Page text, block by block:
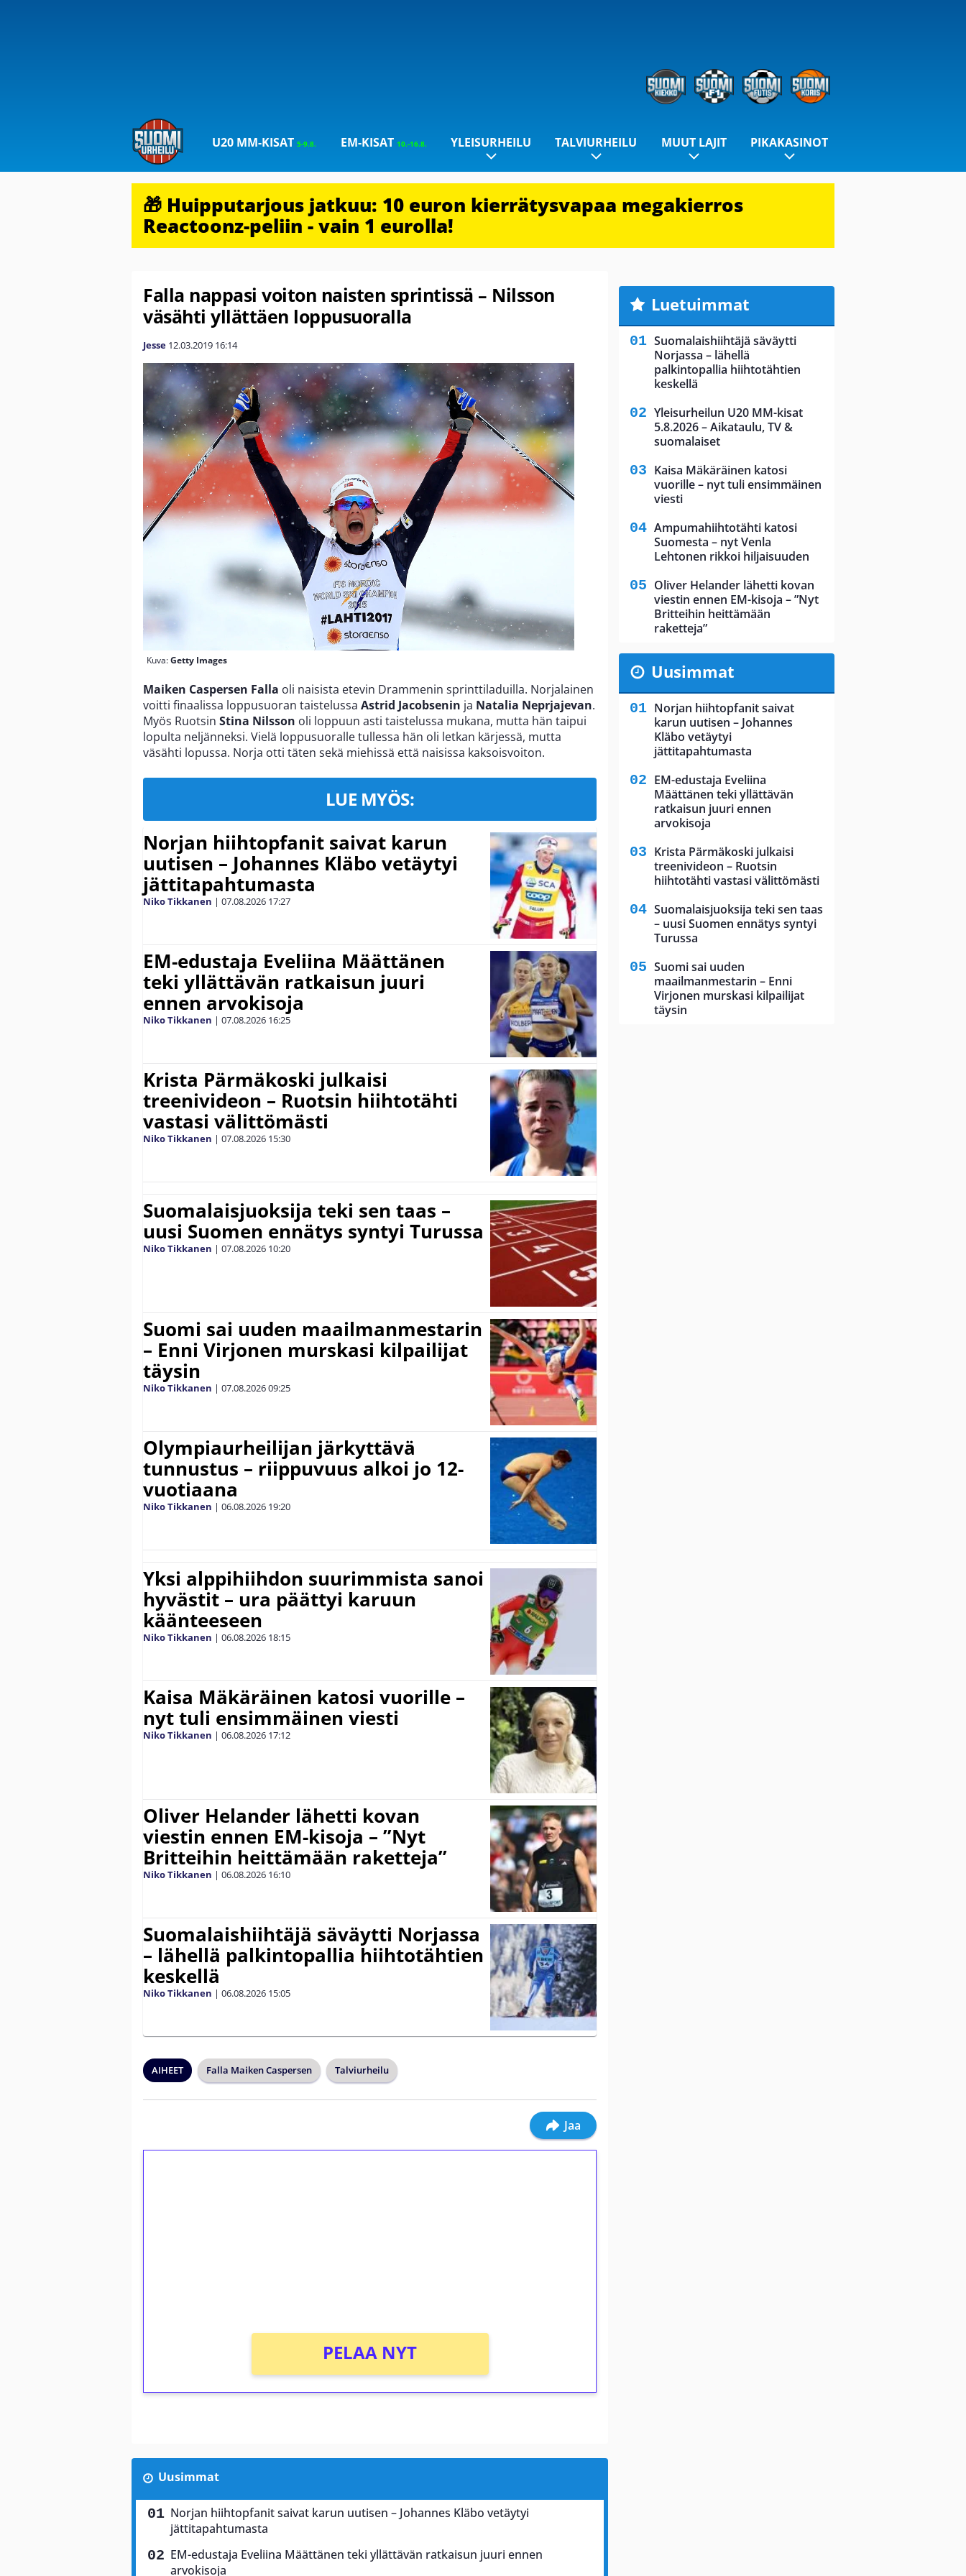
U20 MM-KISAT5-9.8. EM-KISAT 10.-16.8. YLEISURHEILU TALVIURHEILU MUUT LAJIT PIKAKASINOT
🎁 Huipputarjous jatkuu: 10 euron kierrätysvapaa megakierros
Reactoonz-peliin - vain 1 eurolla!
Falla nappasi voiton naisten sprintissä – Nilsson
väsähti yllättäen loppusuoralla
Jesse 12.03.2019 16:14
Kuva:Getty Images
Maiken Caspersen Falla oli naisista etevin Drammenin sprinttiladuilla. Norjalainen
voitti finaalissa loppusuoran taistelussa Astrid Jacobsenin ja Natalia Neprjajevan.
Myös Ruotsin Stina Nilsson oli loppuun asti taistelussa mukana, mutta hän taipui
lopulta neljänneksi. Vielä loppusuoralle tullessa hän oli letkan kärjessä, mutta
väsähti lopussa. Norja otti täten sekä miehissä että naisissa kaksoisvoiton.
LUE MYÖS:
Norjan hiihtopfanit saivat karun
uutisen – Johannes Kläbo vetäytyi
jättitapahtumasta
Niko Tikkanen | 07.08.2026 17:27
EM-edustaja Eveliina Määttänen
teki yllättävän ratkaisun juuri
ennen arvokisoja
Niko Tikkanen | 07.08.2026 16:25
Krista Pärmäkoski julkaisi
treenivideon – Ruotsin hiihtotähti
vastasi välittömästi
Niko Tikkanen | 07.08.2026 15:30
Suomalaisjuoksija teki sen taas –
uusi Suomen ennätys syntyi Turussa
Niko Tikkanen | 07.08.2026 10:20
Suomi sai uuden maailmanmestarin
– Enni Virjonen murskasi kilpailijat
täysin
Niko Tikkanen | 07.08.202609:25
Olympiaurheilijan järkyttävä
tunnustus – riippuvuus alkoi jo 12-
vuotiaana
Niko Tikkanen | 06.08.2026 19:20
Yksi alppihiihdon suurimmista sanoi
hyvästit – ura päättyi karuun
käänteeseen
Niko Tikkanen | 06.08.2026 18:15
Kaisa Mäkäräinen katosi vuorille –
nyt tuli ensimmäinen viesti
Niko Tikkanen | 06.08.2026 17:12
Oliver Helander lähetti kovan
viestin ennen EM-kisoja – ”Nyt
Britteihin heittämään raketteja”
Niko Tikkanen | 06.08.2026 16:10
Suomalaishiihtäjä säväytti Norjassa
– lähellä palkintopallia hiihtotähtien
keskellä
Niko Tikkanen | 06.08.2026 15:05
AIHEET Falla Maiken Caspersen Talviurheilu
Jaa
PELAA NYT
Uusimmat
Norjan hiihtopfanit saivat karun uutisen – Johannes Kläbo vetäytyi
jättitapahtumasta
EM-edustaja Eveliina Määttänen teki yllättävän ratkaisun juuri ennen
arvokisoja
Luetuimmat
Suomalaishiihtäjä säväytti
Norjassa – lähellä
palkintopallia hiihtotähtien
keskellä
Yleisurheilun U20 MM-kisat
5.8.2026 – Aikataulu, TV &
suomalaiset
Kaisa Mäkäräinen katosi
vuorille – nyt tuli ensimmäinen
viesti
Ampumahiihtotähti katosi
Suomesta – nyt Venla
Lehtonen rikkoi hiljaisuuden
Oliver Helander lähetti kovan
viestin ennen EM-kisoja – ”Nyt
Britteihin heittämään
raketteja”
Uusimmat
Norjan hiihtopfanit saivat
karun uutisen – Johannes
Kläbo vetäytyi
jättitapahtumasta
EM-edustaja Eveliina
Määttänen teki yllättävän
ratkaisun juuri ennen
arvokisoja
Krista Pärmäkoski julkaisi
treenivideon – Ruotsin
hiihtotähti vastasi välittömästi
Suomalaisjuoksija teki sen taas
– uusi Suomen ennätys syntyi
Turussa
Suomi sai uuden
maailmanmestarin – Enni
Virjonen murskasi kilpailijat
täysin